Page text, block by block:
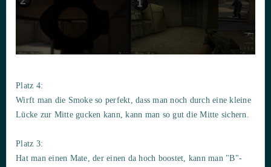
Platz 4:
Wirft man die Smoke so perfekt, dass man noch durch eine kleine
Lücke zur Mitte gucken kann, kann man so gut die Mitte sichern.
Platz 3:
Hat man einen Mate, der einen da hoch boostet, kann man "B"-